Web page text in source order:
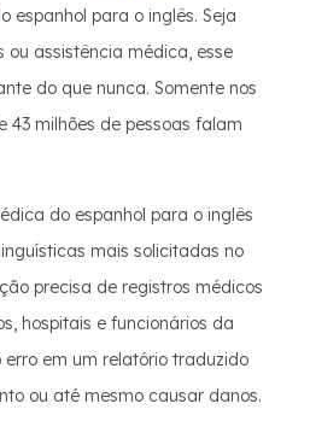
espanhol para o inglês. Seja
assistência médica, esse
do que nunca. Somente nos
43 milhões de pessoas falam
do espanhol para o inglês
mais solicitadas no
precisa de registros médicos
hospitais e funcionários da
em um relatório traduzido
ou até mesmo causar danos.